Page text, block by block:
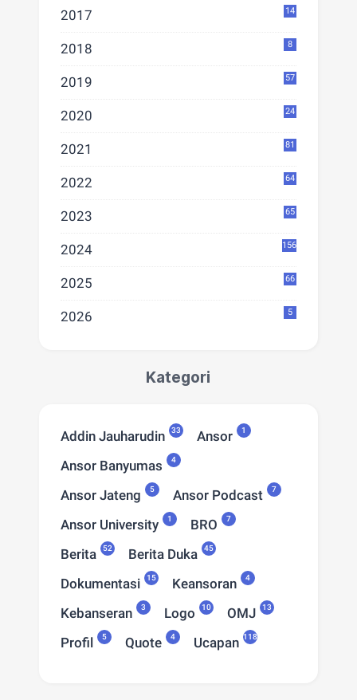
2017 14
2018 8
2019 57
2020 24
2021 81
2022 64
2023 65
2024 156
2025 66
2026 5
Kategori
Addin Jauharudin 33 Ansor 1
Ansor Banyumas 4
Ansor Jateng 5 Ansor Podcast 7
Ansor University 1 BRO 7
Berita 52 Berita Duka 45
Dokumentasi 15 Keansoran 4
Kebanseran 3 Logo 10 OMJ 13
Profil 5 Quote 4 Ucapan 118